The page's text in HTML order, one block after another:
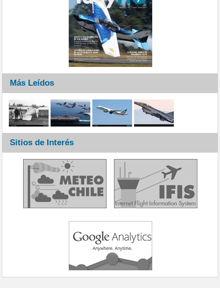
Más Leídos
Sitios de Interés